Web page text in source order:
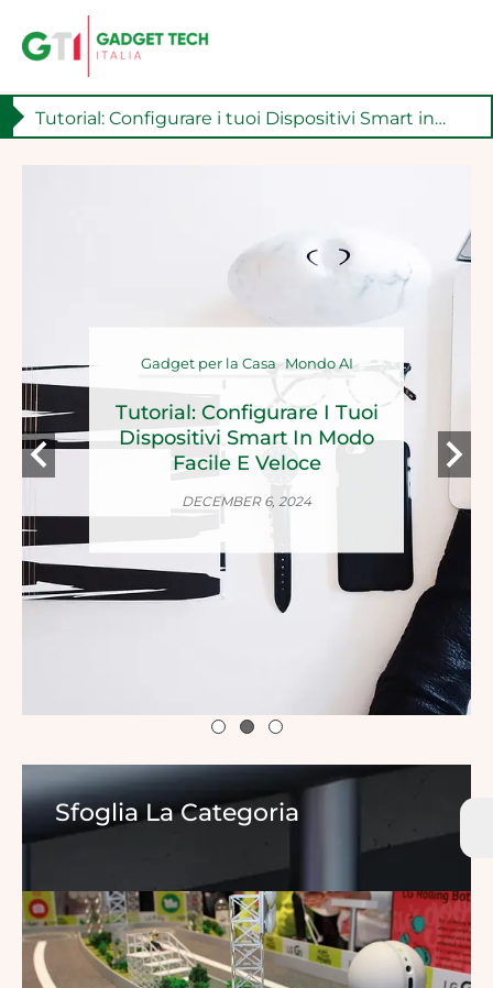
Skip
to
Tecnologia e Benessere: Come i Gadget Possono Aiutare la Tua Salute
Gadget Personali
Tecnologia E Benessere:
Come I Gadget Possono
Aiutare La Tua Salute
DECEMBER 6, 2024
Sfoglia La Categoria